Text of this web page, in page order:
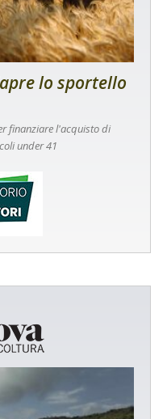
lo sportello
finanziare l'acquisto di
under 41